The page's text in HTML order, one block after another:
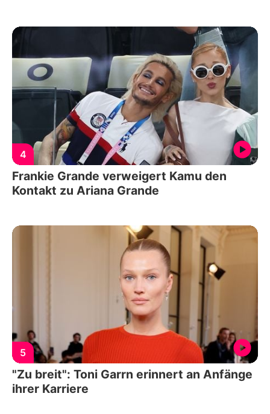
4
Frankie Grande verweigert Kamu den
Kontakt zu Ariana Grande
5
"Zu breit": Toni Garrn erinnert an Anfänge
ihrer Karriere